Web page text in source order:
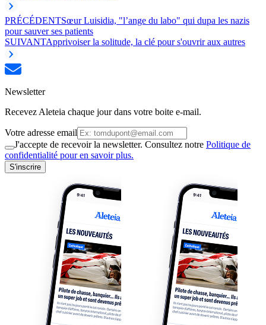
PRÉCÉDENTSœur Luisidia, "l’ange du labo" qui dupa les nazis
pour sauver ses patients
SUIVANTApprivoiser la solitude, la clé pour s'ouvrir aux autres
Newsletter
Recevez Aleteia chaque jour dans votre boite e-mail.
Votre adresse email
J'accepte de recevoir la newsletter. Consultez notre Politique de
confidentialité pour en savoir plus.
S'inscrire